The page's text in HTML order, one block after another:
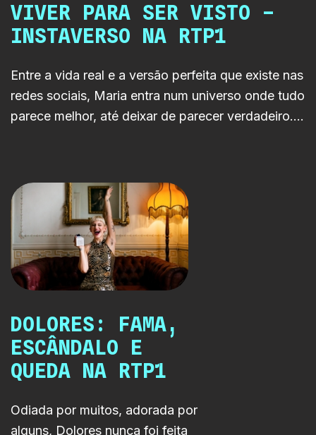
VIVER PARA SER VISTO –
INSTAVERSO NA RTP1
Entre a vida real e a versão perfeita que existe nas
redes sociais, Maria entra num universo onde tudo
parece melhor, até deixar de parecer verdadeiro.
DOLORES: FAMA,
ESCÂNDALO E
QUEDA NA RTP1
Odiada por muitos, adorada por
alguns, Dolores nunca foi feita